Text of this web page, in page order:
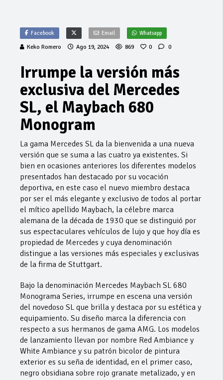
Facebook Email Whatsapp
Keko Romero Ago 19, 2024 869 0 0
Irrumpe la versión más
exclusiva del Mercedes
SL, el Maybach 680
Monogram
La gama Mercedes SL da la bienvenida a una nueva
versión que se suma a las cuatro ya existentes. Si
bien en ocasiones anteriores los diferentes modelos
presentados han destacado por su vocación
deportiva, en este caso el nuevo miembro destaca
por ser el más elegante y exclusivo de todos al portar
el mítico apellido Maybach, la célebre marca
alemana de la década de 1930 que se distinguió por
sus espectaculares vehículos de lujo y que hoy día es
propiedad de Mercedes y cuya denominación
distingue a las versiones más especiales y exclusivas
de la firma de Stuttgart.
Bajo la denominación Mercedes Maybach SL 680
Monograma Series, irrumpe en escena una versión
del novedoso SL que brilla y destaca por su estética y
equipamiento. Su diseño marca la diferencia con
respecto a sus hermanos de gama AMG. Los modelos
de lanzamiento llevan por nombre Red Ambiance y
White Ambiance y su patrón bicolor de pintura
exterior es su seña de identidad, en el primer caso,
negro obsidiana sobre rojo granate metalizado, y en